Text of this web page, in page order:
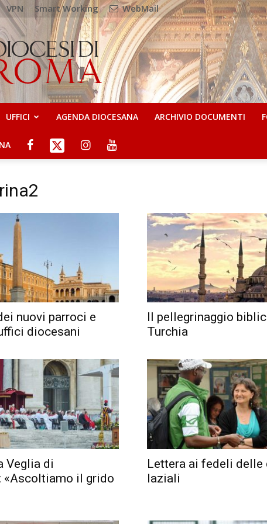
VPN Smart Working WebMail
UFFICI AGENDA DIOCESANA ARCHIVIO DOCUMENTI
nuovi parroci e
diocesani
Il pellegrinaggio
Turchia
Veglia di
«Ascoltiamo il grido
Lettera ai fedeli delle
laziali